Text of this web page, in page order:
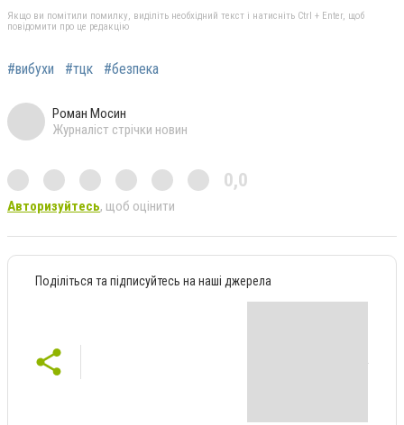
Якщо ви помітили помилку, виділіть необхідний текст і натисніть Ctrl + Enter, щоб
повідомити про це редакцію
#вибухи #тцк #безпека
Роман Мосин
Журналіст стрічки новин
0,0
Авторизуйтесь, щоб оцінити
Поділіться та підписуйтесь на наші джерела